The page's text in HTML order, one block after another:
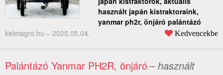
használt japán kistraktoraink,
yanmar ph2r, önjáró palántázó
keletagro.hu – 2025.05.04. Kedvencekbe
Palántázó Yanmar PH2R, önjáró– használt